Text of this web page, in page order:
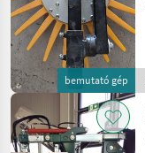
bemutató gép